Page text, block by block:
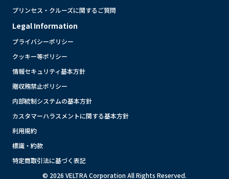
プリンセス・クルーズに関するご質問
Legal Information
プライバシーポリシー
クッキー等ポリシー
情報セキュリティ基本方針
贈収賄禁止ポリシー
内部統制システムの基本方針
カスタマーハラスメントに関する基本方針
利用規約
標識・約款
特定商取引法に基づく表記
© 2026 VELTRA Corporation All Rights Reserved.